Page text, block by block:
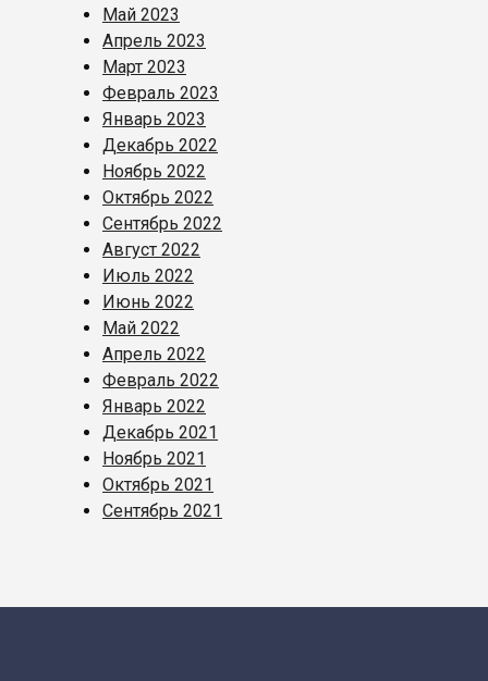
Май 2023
Апрель 2023
Март 2023
Февраль 2023
Январь 2023
Декабрь 2022
Ноябрь 2022
Октябрь 2022
Сентябрь 2022
Август 2022
Июль 2022
Июнь 2022
Май 2022
Апрель 2022
Февраль 2022
Январь 2022
Декабрь 2021
Ноябрь 2021
Октябрь 2021
Сентябрь 2021